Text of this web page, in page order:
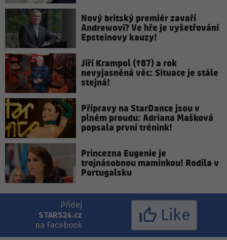
Nový britský premiér zavaří
Andrewovi? Ve hře je vyšetřování
Epsteinovy kauzy!
Jiří Krampol (†87) a rok
nevyjasněná věc: Situace je stále
stejná!
Přípravy na StarDance jsou v
plném proudu: Adriana Mašková
popsala první trénink!
Princezna Eugenie je
trojnásobnou maminkou! Rodila v
Portugalsku
Přidej
STARS24.cz
na Facebook
Like